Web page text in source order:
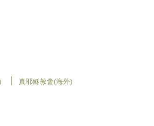
真耶穌教會(海外)